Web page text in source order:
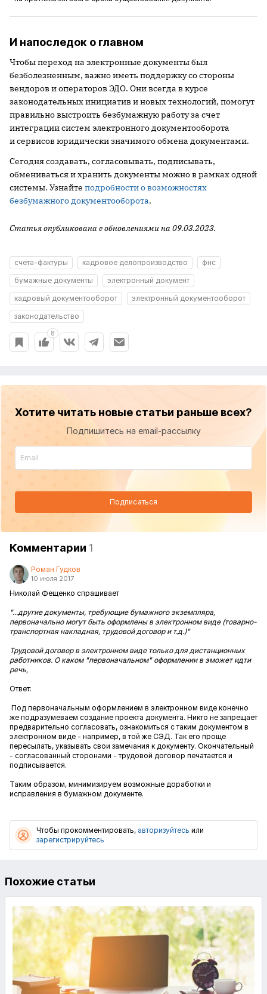
И напоследок о главном
Чтобы переход на электронные документы был
безболезненным, важно иметь поддержку со стороны
вендоров и операторов ЭДО. Они всегда в курсе
законодательных инициатив и новых технологий, помогут
правильно выстроить безбумажную работу за счет
интеграции систем электронного документооборота
и сервисов юридически значимого обмена документами.
Сегодня создавать, согласовывать, подписывать,
обмениваться и хранить документы можно в рамках одной
системы. Узнайте подробности о возможностях
безбумажного документооборота.
Статья опубликована с обновлениями на 09.03.2023.
счета-фактуры кадровое делопроизводство
фнс
бумажные документы
электронный документ
кадровый документооборот
электронный документооборот
законодательство
8
Хотите читать новые статьи раньше всех?
Подпишитесь на email-рассылку
Подписаться
Комментарии 1
Роман Гудков
10 июля 2017
Николай Фещенко спрашивает
"...другие документы, требующие бумажного экземпляра,
первоначально могут быть оформлены в электронном виде (товарно-
транспортная накладная, трудовой договор и т.д.)"
Трудовой договор в электронном виде только для дистанционных
работников. О каком "первоначальном" оформлении в эможет идти
речь,
Ответ:
Под первоначальным оформлением в электронном виде конечно
же подразумеваем создание проекта документа. Никто не запрещает
предварительно согласовать, ознакомиться с таким документом в
электронном виде - например, в той же СЭД. Так его проще
пересылать, указывать свои замечания к документу. Окончательный
- согласованный сторонами - трудовой договор печатается и
подписывается.
Таким образом, минимизируем возможные доработки и
исправления в бумажном документе.
Чтобы прокомментировать, авторизуйтесь или
зарегистрируйтесь
Похожие статьи